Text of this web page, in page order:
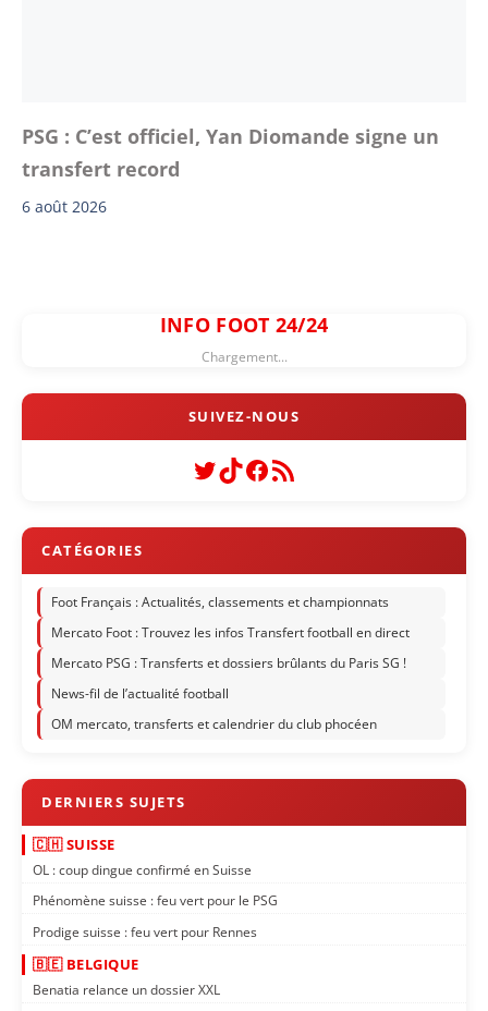
PSG : C’est officiel, Yan Diomande signe un
transfert record
6 août 2026
INFO FOOT 24/24
Chargement...
Twitter
TikTok
Facebook
Flux RSS
Foot Français : Actualités, classements et championnats
Mercato Foot : Trouvez les infos Transfert football en direct
Mercato PSG : Transferts et dossiers brûlants du Paris SG !
News-fil de l’actualité football
OM mercato, transferts et calendrier du club phocéen
🇨🇭 SUISSE
OL : coup dingue confirmé en Suisse
Phénomène suisse : feu vert pour le PSG
Prodige suisse : feu vert pour Rennes
🇧🇪 BELGIQUE
Benatia relance un dossier XXL